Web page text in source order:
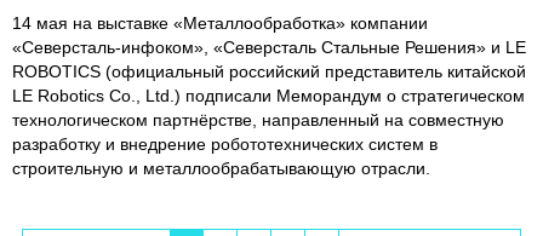
14 мая на выставке «Металлообработка» компании
«Северсталь-инфоком», «Северсталь Стальные Решения» и LE
ROBOTICS (официальный российский представитель китайской
LE Robotics Co., Ltd.) подписали Меморандум о стратегическом
технологическом партнёрстве, направленный на совместную
разработку и внедрение робототехнических систем в
строительную и металлообрабатывающую отрасли.